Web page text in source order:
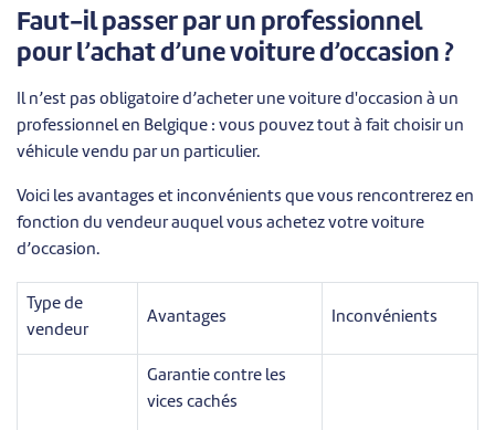
Faut-il passer par un professionnel
pour l’achat d’une voiture d’occasion ?
Il n’est pas obligatoire d’acheter une voiture d'occasion à un
professionnel en Belgique : vous pouvez tout à fait choisir un
véhicule vendu par un particulier.
Voici les avantages et inconvénients que vous rencontrerez en
fonction du vendeur auquel vous achetez votre voiture
d’occasion.
Type de
vendeur
Avantages Inconvénients
Garantie contre les
vices cachés